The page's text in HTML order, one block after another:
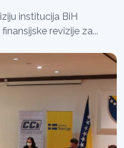
institucija BiH
revizije za...